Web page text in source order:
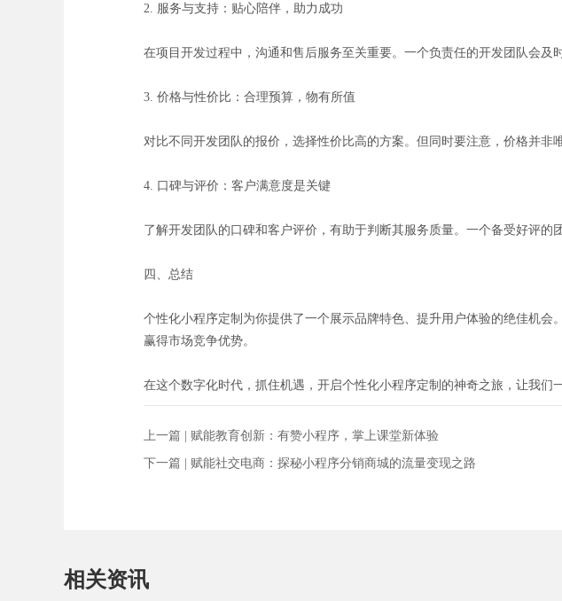
2. 服务与支持：贴心陪伴，助力成功
在项目开发过程中，沟通和售后服务至关重要。一个负责任的开发团队会及
3. 价格与性价比：合理预算，物有所值
对比不同开发团队的报价，选择性价比高的方案。但同时要注意，价格并非
4. 口碑与评价：客户满意度是关键
了解开发团队的口碑和客户评价，有助于判断其服务质量。一个备受好评的
四、总结
个性化小程序定制为你提供了一个展示品牌特色、提升用户体验的绝佳机
赢得市场竞争优势。
在这个数字化时代，抓住机遇，开启个性化小程序定制的神奇之旅，让我们
上一篇 | 赋能教育创新：有赞小程序，掌上课堂新体验
下一篇 | 赋能社交电商：探秘小程序分销商城的流量变现之路
相关资讯